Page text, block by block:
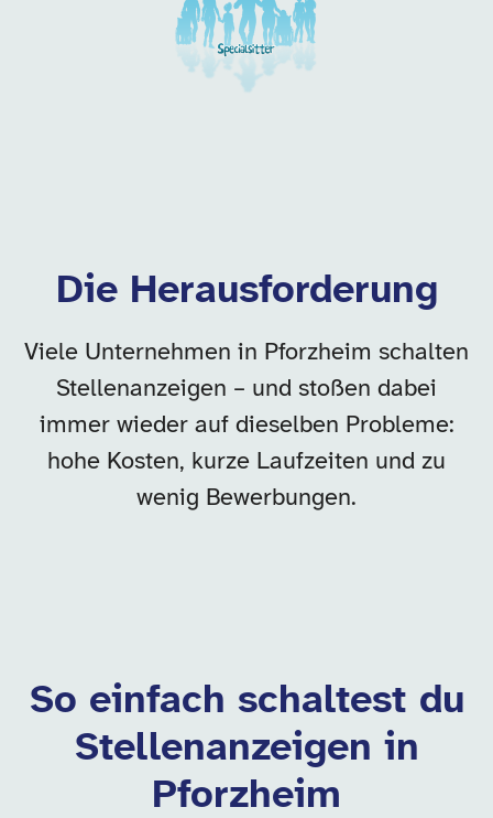
Die Herausforderung
Viele Unternehmen in Pforzheim schalten
Stellenanzeigen – und stoßen dabei
immer wieder auf dieselben Probleme:
hohe Kosten, kurze Laufzeiten und zu
wenig Bewerbungen.
So einfach schaltest du
Stellenanzeigen in
Pforzheim